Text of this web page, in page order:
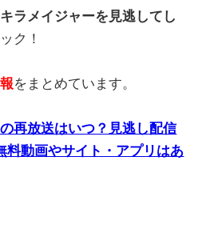
ラメイジャーを見逃してし
ク！
をまとめています。
再放送はいつ？見逃し配信
料動画やサイト・アプリはあ